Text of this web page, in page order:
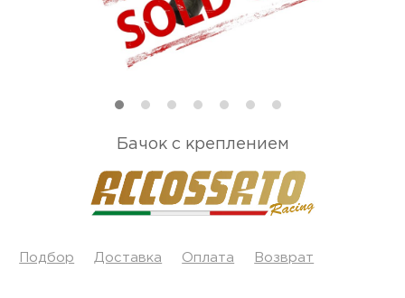
Бачок с креплением
Подбор Доставка Оплата Возврат